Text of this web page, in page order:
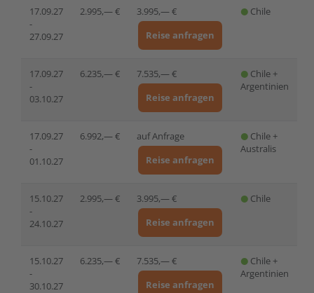
17.09.27
-
27.09.27
2.995,— €
3.995,— €
Reise anfragen
Chile
17.09.27
-
03.10.27
6.235,— €
7.535,— €
Reise anfragen
Chile +
Argentinien
17.09.27
-
01.10.27
6.992,— €
auf Anfrage
Reise anfragen
Chile +
Australis
15.10.27
-
24.10.27
2.995,— €
3.995,— €
Reise anfragen
Chile
15.10.27
-
30.10.27
6.235,— €
7.535,— €
Reise anfragen
Chile +
Argentinien